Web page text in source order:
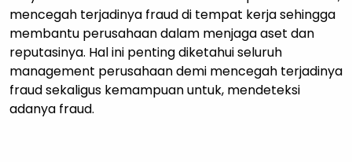
mencegah terjadinya fraud di tempat kerja sehingga
membantu perusahaan dalam menjaga aset dan
reputasinya. Hal ini penting diketahui seluruh
management perusahaan demi mencegah terjadinya
fraud sekaligus kemampuan untuk, mendeteksi
adanya fraud.